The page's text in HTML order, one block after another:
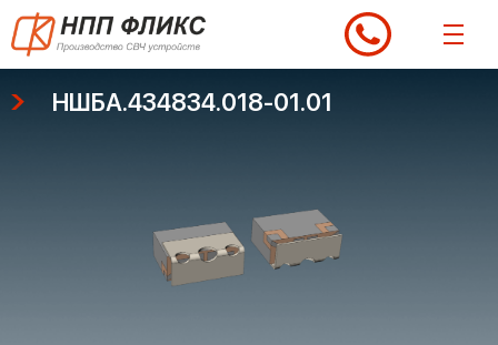
Перейти
содержимому
НШБА.434834.018-01.01